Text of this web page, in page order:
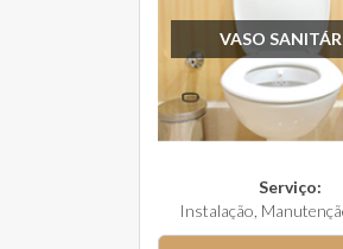
VASO
Serviço:
Instalação,